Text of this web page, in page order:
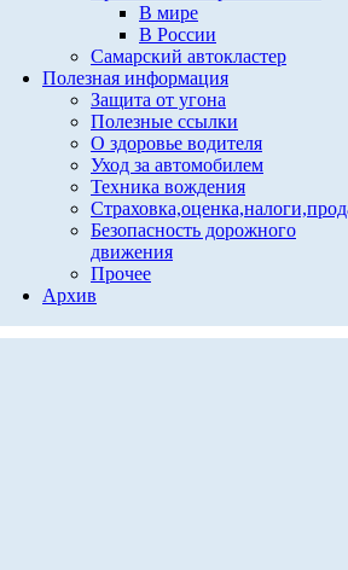
В мире
В России
Самарский автокластер
Полезная информация
Защита от угона
Полезные ссылки
О здоровье водителя
Уход за автомобилем
Техника вождения
Безопасность дорожного
движения
Прочее
Архив